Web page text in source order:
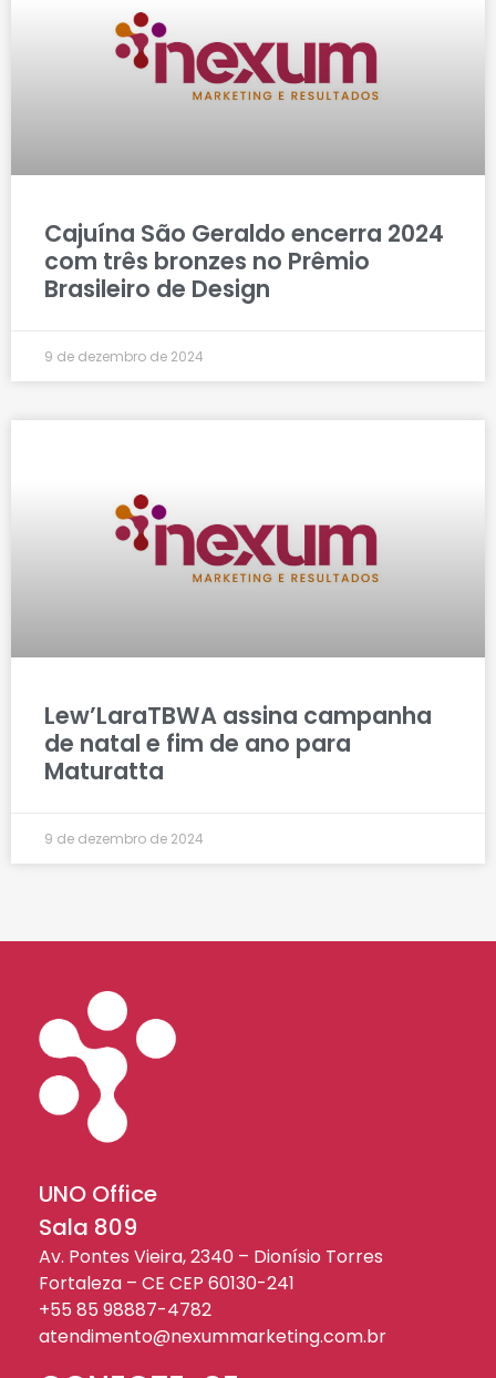
Cajuína São Geraldo encerra 2024
com três bronzes no Prêmio
Brasileiro de Design
9 de dezembro de 2024
Lew’LaraTBWA assina campanha
de natal e fim de ano para
Maturatta
9 de dezembro de 2024
UNO Office
Sala 809
Av. Pontes Vieira, 2340 – Dionísio Torres
Fortaleza – CE CEP 60130-241
+55 85 98887-4782
atendimento@nexummarketing.com.br